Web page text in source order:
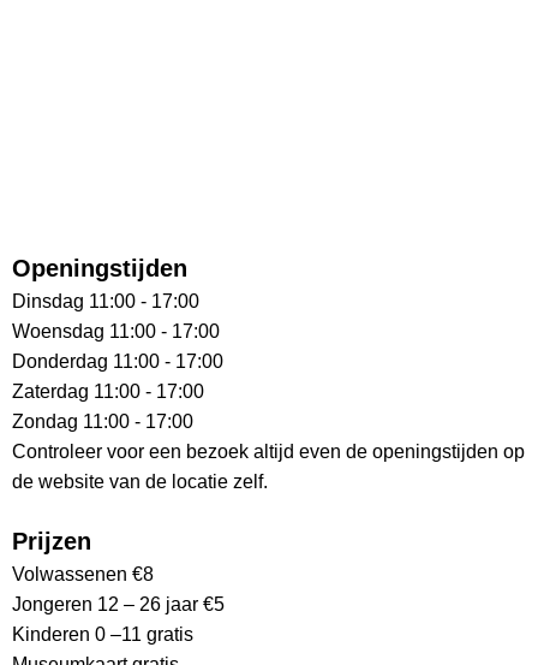
Openingstijden
Dinsdag 11:00 - 17:00
Woensdag 11:00 - 17:00
Donderdag 11:00 - 17:00
Zaterdag 11:00 - 17:00
Zondag 11:00 - 17:00
Controleer voor een bezoek altijd even de openingstijden op
de website van de locatie zelf.
Prijzen
Volwassenen €8
Jongeren 12 – 26 jaar €5
Kinderen 0 –11 gratis